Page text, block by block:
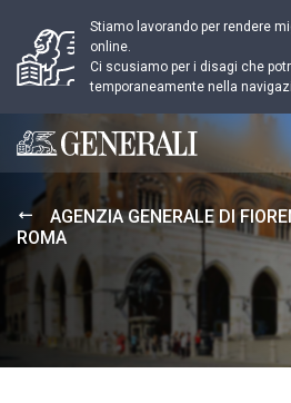
Stiamo lavorando per rendere
online.
Ci scusiamo per i disagi che
temporaneamente nella
Generali logo
AGENZIA GENERALE DI
ROMA